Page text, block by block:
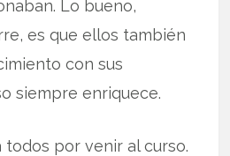
Lo bueno,
es que ellos también
con sus
siempre enriquece.
todos por venir al curso.